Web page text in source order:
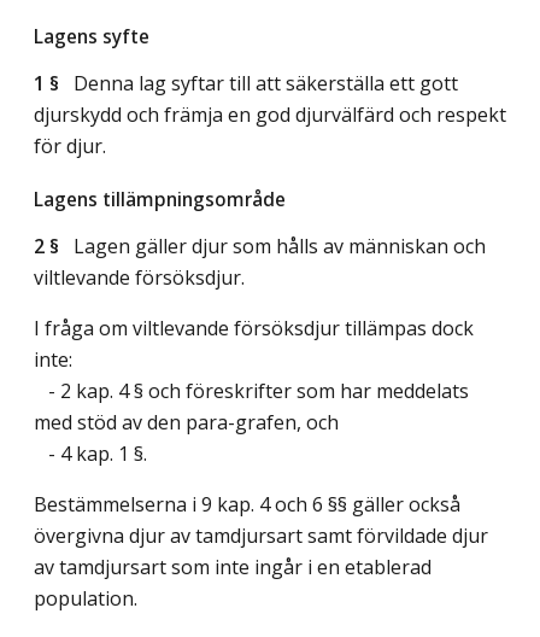
Lagens syfte
1 § Denna lag syftar till att säkerställa ett gott
djurskydd och främja en god djurvälfärd och respekt
för djur.
Lagens tillämpningsområde
2 § Lagen gäller djur som hålls av människan och
viltlevande försöksdjur.
I fråga om viltlevande försöksdjur tillämpas dock
inte:
- 2 kap. 4 § och föreskrifter som har meddelats
med stöd av den para-grafen, och
- 4 kap. 1 §.
Bestämmelserna i 9 kap. 4 och 6 §§ gäller också
övergivna djur av tamdjursart samt förvildade djur
av tamdjursart som inte ingår i en etablerad
population.